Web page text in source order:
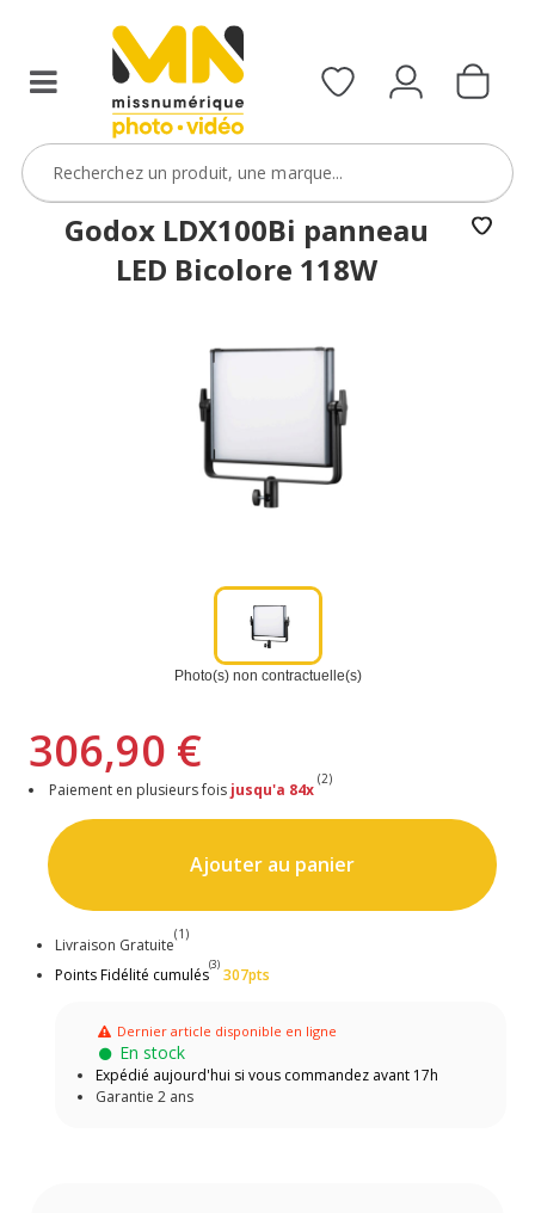
Godox LDX100Bi panneau
LED Bicolore 118W
Photo(s) non contractuelle(s)
306,90 €
Paiement en plusieurs fois jusqu'a 84x
(2)
Ajouter au panier
Livraison Gratuite
(1)
Points Fidélité cumulés
(3)
307pts
Dernier article disponible en ligne
En stock
Expédié aujourd'hui si vous commandez avant 17h
Garantie 2 ans